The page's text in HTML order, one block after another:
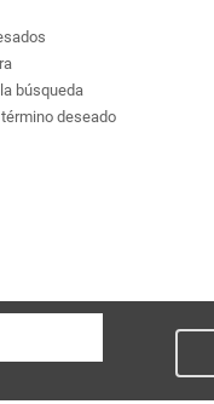
búsqueda
deseado